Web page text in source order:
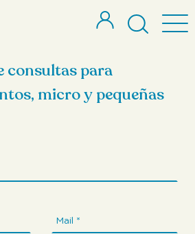
consultas para
micro y pequeñas